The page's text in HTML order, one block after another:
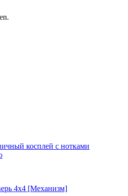
косплей с нотками
4х4 [Механизм]